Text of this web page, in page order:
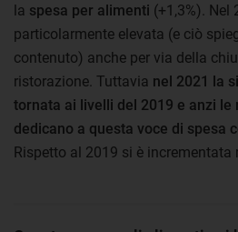
la spesa per alimenti (+1,3%). Nel
particolarmente elevata (e ciò
contenuto) anche per via della
ristorazione. Tuttavia nel 2021 la
tornata ai livelli del 2019 e anzi
dedicano a questa voce di spesa
Rispetto al 2019 si è incrementata